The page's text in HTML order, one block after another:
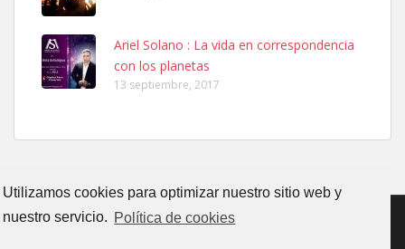
Utilizamos cookies para optimizar nuestro sitio web y
nuestro servicio. Política de cookies
Adopcion
Busco casa de acogida para mi perrita ya que por temas de trabajo
no la puedo tener. Solo gente r...
Ariel Solano : La vida en correspondencia
con los planetas
13 septiembre, 2017